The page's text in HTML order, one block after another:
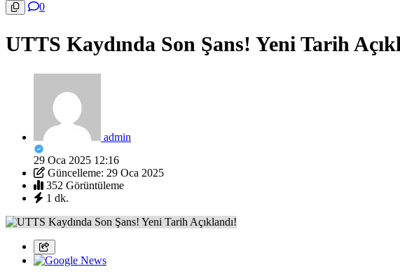
0
UTTS Kaydında Son Şans! Yeni Tarih
admin
29 Oca 2025 12:16
Güncelleme: 29 Oca 2025
352 Görüntüleme
1 dk.